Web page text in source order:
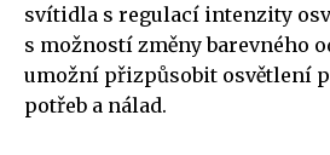
svítidla s regulací intenzity
s možností změny barevného
umožní přizpůsobit osvětlení
potřeb a nálad.